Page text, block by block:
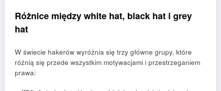
Różnice między white hat, black hat i grey
hat
W świecie hakerów wyróżnia się trzy główne grupy, które
różnią się przede wszystkim motywacjami i przestrzeganiem
prawa: